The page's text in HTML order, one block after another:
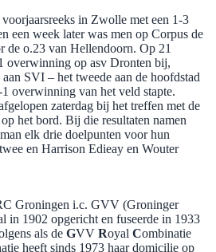
in Zwolle met een 1-3
een week later was men op Corpus de
de o.23 van Hellendoorn. Op 21
overwinning op asv Dronten bij,
SVI – het tweede aan de hoofdstad
overwinning van het veld stapte.
zaterdag bij het treffen met de
het bord. Bij die resultaten namen
elk drie doelpunten voor hun
en Harrison Edieay en Wouter
Groningen i.c. GVV (Groninger
in 1902 opgericht en fuseerde in 1933
als de GVV Royal Combinatie
heeft sinds 1973 haar domicilie op